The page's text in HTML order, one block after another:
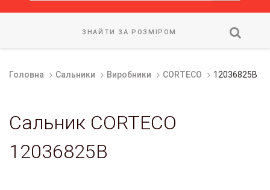
ЗНАЙТИ ЗА РОЗМІРОМ
Головна Сальники Виробники CORTECO 12036825B
Сальник CORTECO
12036825B